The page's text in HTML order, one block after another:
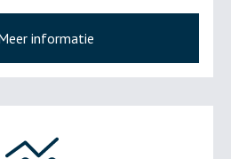
informatie